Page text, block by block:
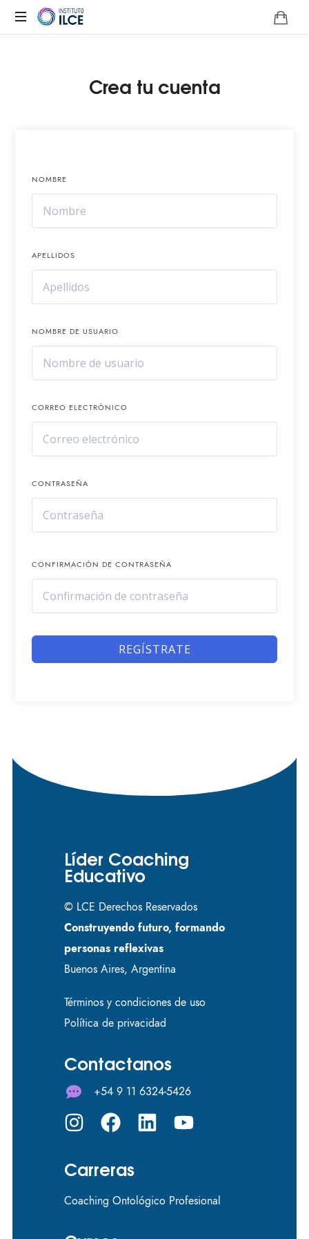
Crea tu cuenta
NOMBRE
APELLIDOS
NOMBRE DE USUARIO
CORREO ELECTRÓNICO
CONTRASEÑA
CONFIRMACIÓN DE CONTRASEÑA
REGÍSTRATE
Líder Coaching
Educativo
© LCE Derechos Reservados
Construyendo futuro, formando
personas reflexivas
Buenos Aires, Argentina
Términos y condiciones de uso
Política de privacidad
Contactanos
+54 9 11 6324-5426
Carreras
Coaching Ontológico Profesional